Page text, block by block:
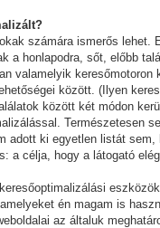
számára ismerős lehet.
a honlapodra, sőt, előbb
valamelyik keresőmotoron
között. (Ilyen
között két módon
Természetesen
adott ki egyetlen listát sem,
a célja, hogy a látogató
én magam is
az általuk